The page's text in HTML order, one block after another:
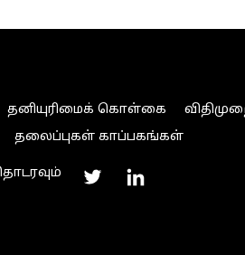
தனியுரிமைக் கொள்கை
தலைப்புகள் காப்பகங்கள்